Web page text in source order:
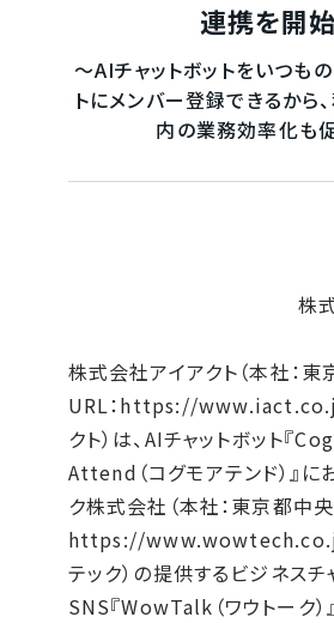
連携を開始
～AIチャットボットをいつも
トにメンバー登録できるから
内の業務効率化も
株
株式会社アイアクト（本社：東
URL：https://
クト）は、AIチャットボット『
Attend（コグモアテンド）』に
ク株式会社（本社：東京都中央
https://
テック）の提供するビジネスチ
SNS『WowTalk（ワウトーク）